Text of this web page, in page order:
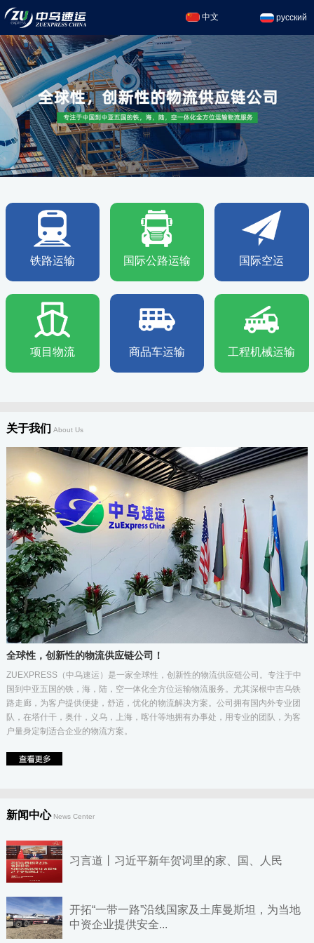
中文 русский
铁路运输 国际公路运输 国际空运
项目物流 商品车运输 工程机械运输
关于我们 About Us
全球性，创新性的物流供应链公司！
ZUEXPRESS（中乌速运）是一家全球性，创新性的物流供应链公司。专注于中
国到中亚五国的铁，海，陆，空一体化全方位运输物流服务。尤其深根中吉乌铁
路走廊，为客户提供便捷，舒适，优化的物流解决方案。公司拥有国内外专业团
队，在塔什干，奥什，义乌，上海，喀什等地拥有办事处，用专业的团队，为客
户量身定制适合企业的物流方案。
新闻中心News Center
习言道丨习近平新年贺词里的家、国、人民
开拓“一带一路”沿线国家及土库曼斯坦，为当地
中资企业提供安全...